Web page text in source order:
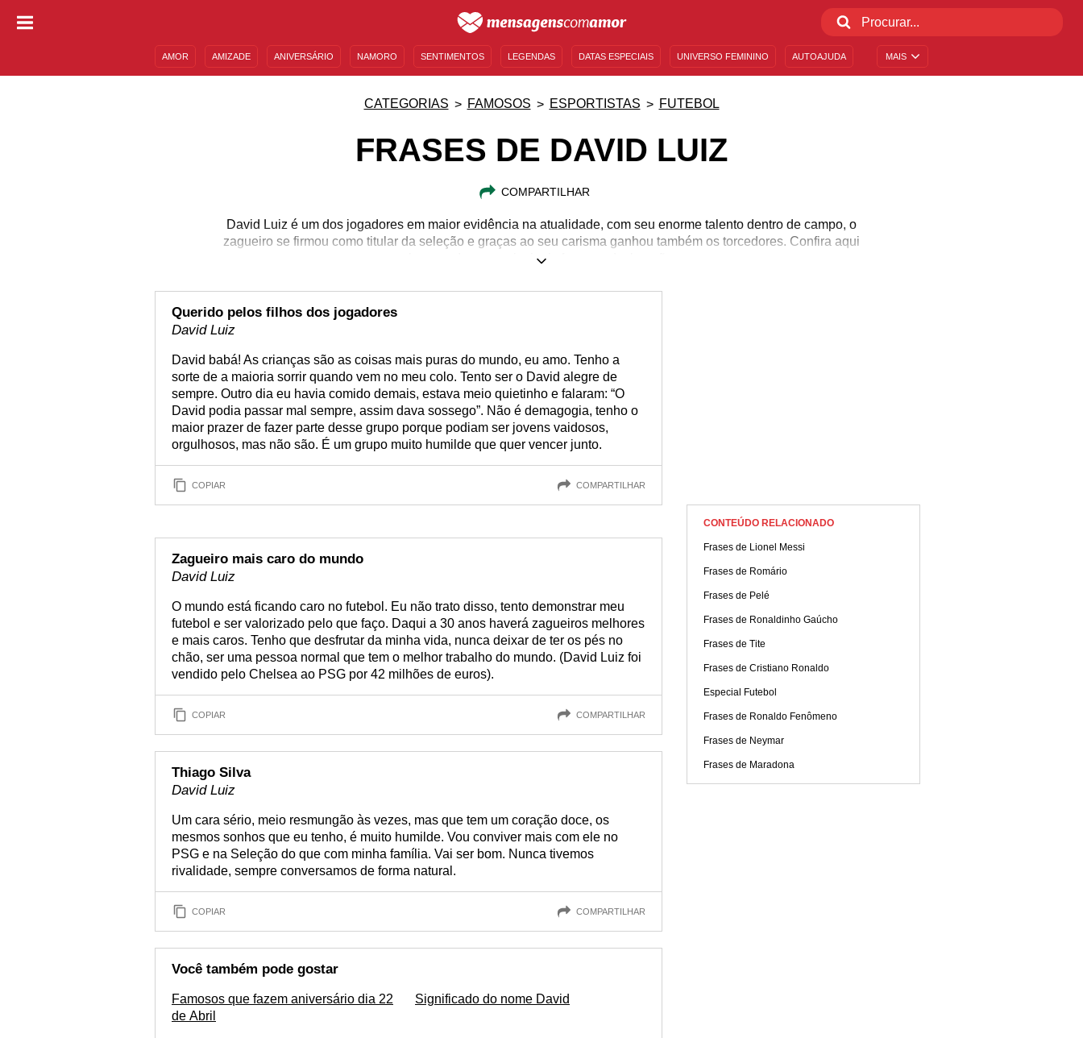
MAIS
AMOR AMIZADE ANIVERSÁRIO NAMORO SENTIMENTOS LEGENDAS DATAS ESPECIAIS UNIVERSO FEMININO AUTOAJUDA
CATEGORIAS FAMOSOS ESPORTISTAS FUTEBOL
FRASES DE DAVID LUIZ
COMPARTILHAR
David Luiz é um dos jogadores em maior evidência na atualidade, com seu enorme talento dentro de campo, o
zagueiro se firmou como titular da seleção e graças ao seu carisma ganhou também os torcedores. Confira aqui
algumas de suas principais frases e declarações.
Querido pelos filhos dos jogadores
David Luiz
David babá! As crianças são as coisas mais puras do mundo, eu amo. Tenho a
sorte de a maioria sorrir quando vem no meu colo. Tento ser o David alegre de
sempre. Outro dia eu havia comido demais, estava meio quietinho e falaram: “O
David podia passar mal sempre, assim dava sossego”. Não é demagogia, tenho o
maior prazer de fazer parte desse grupo porque podiam ser jovens vaidosos,
orgulhosos, mas não são. É um grupo muito humilde que quer vencer junto.
COPIAR COMPARTILHAR
Zagueiro mais caro do mundo
David Luiz
O mundo está ficando caro no futebol. Eu não trato disso, tento demonstrar meu
futebol e ser valorizado pelo que faço. Daqui a 30 anos haverá zagueiros melhores
e mais caros. Tenho que desfrutar da minha vida, nunca deixar de ter os pés no
chão, ser uma pessoa normal que tem o melhor trabalho do mundo. (David Luiz foi
vendido pelo Chelsea ao PSG por 42 milhões de euros).
COPIAR COMPARTILHAR
Thiago Silva
David Luiz
Um cara sério, meio resmungão às vezes, mas que tem um coração doce, os
mesmos sonhos que eu tenho, é muito humilde. Vou conviver mais com ele no
PSG e na Seleção do que com minha família. Vai ser bom. Nunca tivemos
rivalidade, sempre conversamos de forma natural.
COPIAR COMPARTILHAR
Você também pode gostar
Famosos que fazem aniversário dia 22
de Abril
Significado do nome David
CONTEÚDO RELACIONADO
Frases de Lionel Messi
Frases de Romário
Frases de Pelé
Frases de Ronaldinho Gaúcho
Frases de Tite
Frases de Cristiano Ronaldo
Especial Futebol
Frases de Ronaldo Fenômeno
Frases de Neymar
Frases de Maradona